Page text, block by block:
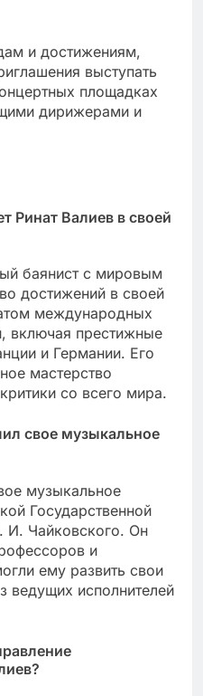
и достижениям,
выступать
площадках
дирижерами и
Ринат Валиев в своей
баянист с мировым
достижений в своей
международных
включая престижные
и Германии. Его
мастерство
со всего мира.
свое музыкальное
музыкальное
Государственной
И. Чайковского. Он
и
ему развить свои
ведущих исполнителей